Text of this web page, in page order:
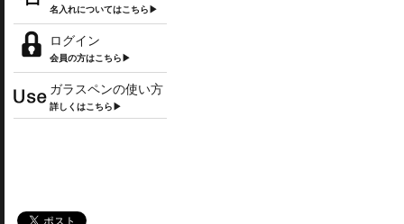
名入れについてはこちら▶
ログイン
会員の方はこちら▶
ガラスペンの使い方
詳しくはこちら▶